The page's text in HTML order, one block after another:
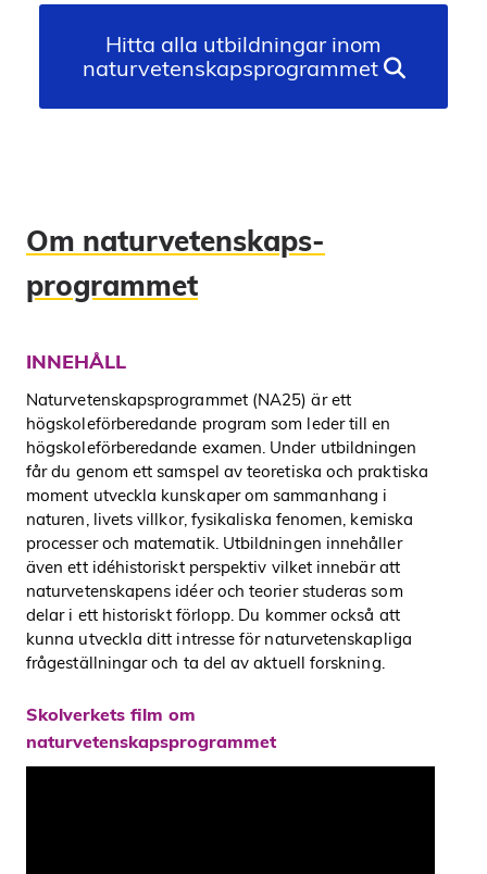
Hitta alla utbildningar inom
naturvetenskapsprogrammet
Om naturvetenskaps­
programmet
INNEHÅLL
Naturvetenskapsprogrammet (NA25) är ett
högskoleförberedande program som leder till en
högskoleförberedande examen. Under utbildningen
får du genom ett samspel av teoretiska och praktiska
moment utveckla kunskaper om sammanhang i
naturen, livets villkor, fysikaliska fenomen, kemiska
processer och matematik. Utbildningen innehåller
även ett idéhistoriskt perspektiv vilket innebär att
naturvetenskapens idéer och teorier studeras som
delar i ett historiskt förlopp. Du kommer också att
kunna utveckla ditt intresse för naturvetenskapliga
frågeställningar och ta del av aktuell forskning.
Skolverkets film om
naturvetenskapsprogrammet